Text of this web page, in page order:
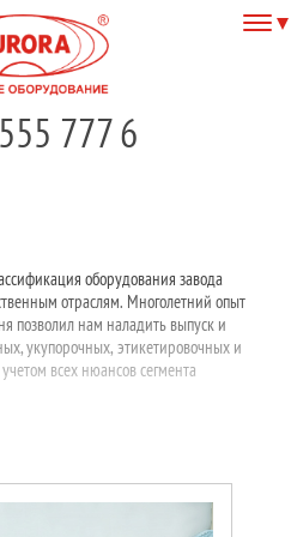
777 6
оборудования завода
отраслям. Многолетний опыт
позволил нам наладить выпуск и
укупорочных, этикетировочных и
всех нюансов сегмента
оборудования: